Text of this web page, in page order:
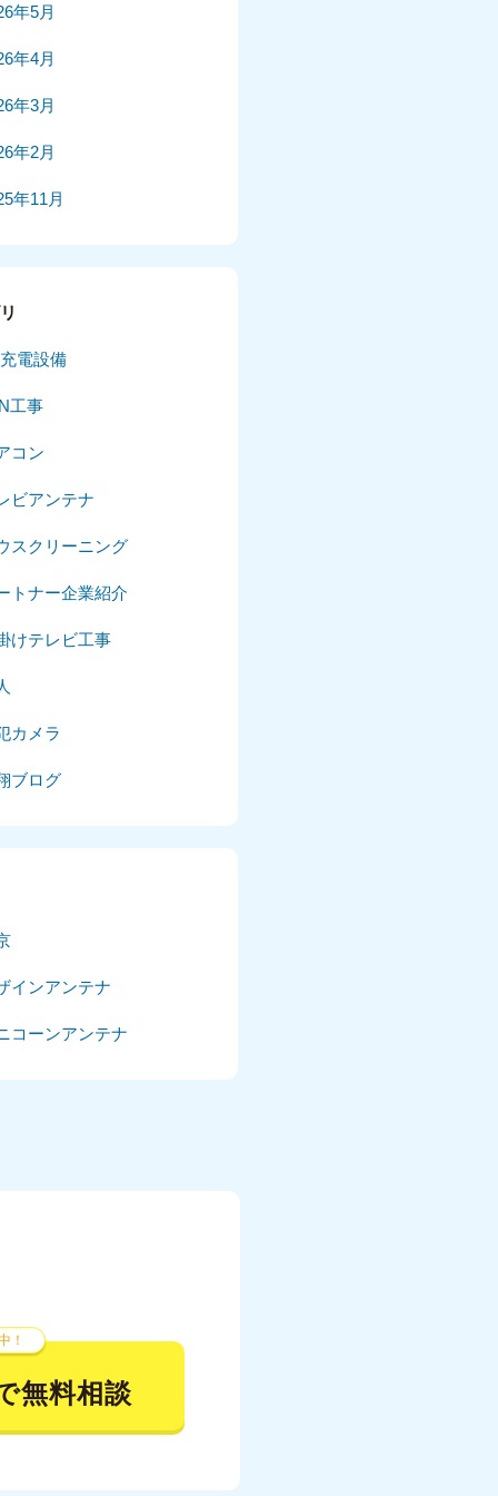
年5月
年4月
年3月
年2月
年11月
年8月
年7月
年6月
年5月
電設備
工事
コン
ビアンテナ
スクリーニング
トナー企業紹介
けテレビ工事
カメラ
ブログ
インアンテナ
コーンアンテナ
！
無料相談